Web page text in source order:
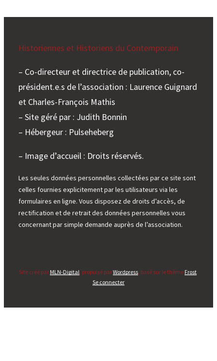
Historiennes et Historiens du Contemporain
– Co-directeur et directrice de publication, co-
président.e.s de l’association : Laurence Guignard
et Charles-François Mathis
– Site géré par : Judith Bonnin
– Hébergeur : Pulseheberg
– Image d’accueil : Droits réservés.
Les seules données personnelles collectées par ce site sont
celles fournies explicitement par les utilisateurs via les
formulaires en ligne. Vous disposez de droits d’accès, de
rectification et de retrait des données personnelles vous
concernant par simple demande auprès de l’association.
Site créé par MLN-Digital, propulsé parWordpress, basé sur le thème Frost.
Se connecter